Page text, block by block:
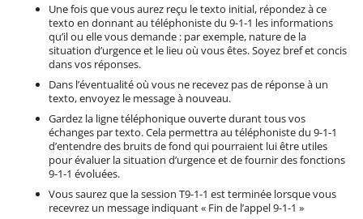
Une fois que vous aurez reçu le texto initial, répondez à ce
texto en donnant au téléphoniste du 9-1-1 les informations
qu’il ou elle vous demande : par exemple, nature de la
situation d’urgence et le lieu où vous êtes. Soyez bref et concis
dans vos réponses.
Dans l’éventualité où vous ne recevez pas de réponse à un
texto, envoyez le message à nouveau.
Gardez la ligne téléphonique ouverte durant tous vos
échanges par texto. Cela permettra au téléphoniste du 9-1-1
d’entendre des bruits de fond qui pourraient lui être utiles
pour évaluer la situation d’urgence et de fournir des fonctions
9-1-1 évoluées.
Vous saurez que la session T9-1-1 est terminée lorsque vous
recevrez un message indiquant « Fin de l’appel 9-1-1 »